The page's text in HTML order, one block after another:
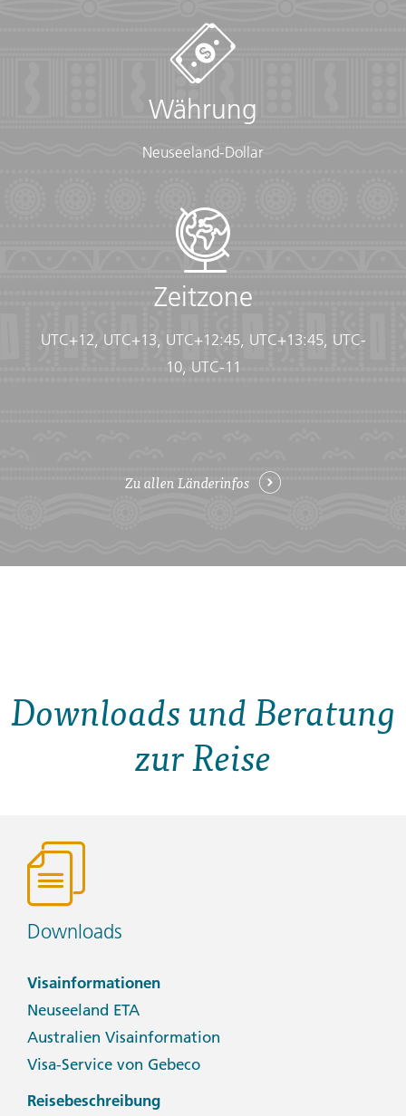
Währung
Neuseeland-Dollar
Zeitzone
UTC+12, UTC+13, UTC+12:45, UTC+13:45, UTC-
10, UTC-11
Zu allen Länderinfos
Downloads und Beratung
zur Reise
Downloads
Visainformationen
Neuseeland ETA
Australien Visainformation
Visa-Service von Gebeco
Reisebeschreibung